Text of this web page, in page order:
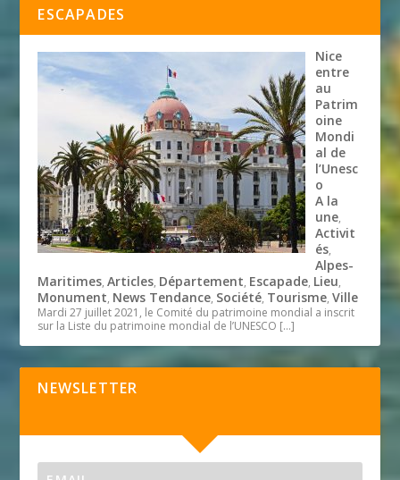
ESCAPADES
Nice
entre
au
Patrim
oine
Mondi
al de
l’Unesc
o
A la
une,
Activit
és,
Alpes-
Maritimes,Articles, Département, Escapade, Lieu,
Monument, News Tendance, Société, Tourisme,Ville
Mardi 27 juillet 2021, le Comité du patrimoine mondial a inscrit
sur la Liste du patrimoine mondial de l’UNESCO […]
NEWSLETTER